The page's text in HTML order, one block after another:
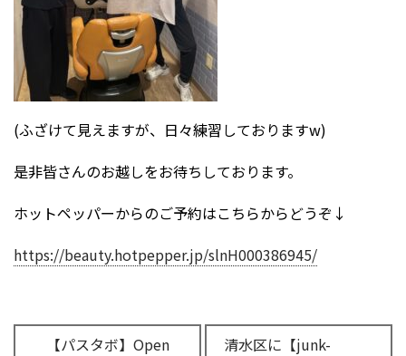
(ふざけて見えますが、日々練習しておりますw)
是非皆さんのお越しをお待ちしております。
ホットペッパーからのご予約はこちらからどうぞ↓
https://beauty.hotpepper.jp/slnH000386945/
【パスタボ】Open
清水区に【junk-